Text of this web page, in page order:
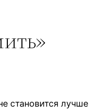
становится лучше